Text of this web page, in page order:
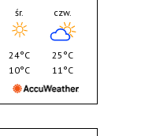
śr.
24°C
10°C
czw.
25°C
11°C